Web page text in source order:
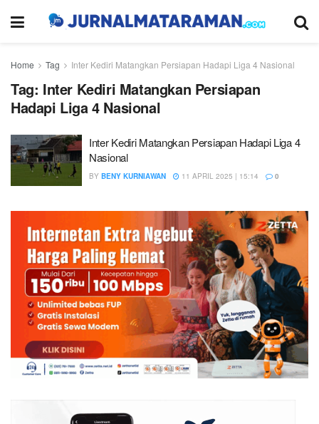
Home Tag Inter Kediri Matangkan Persiapan Hadapi Liga 4 Nasional
Tag: Inter Kediri Matangkan Persiapan
Hadapi Liga 4 Nasional
Inter Kediri Matangkan Persiapan Hadapi Liga 4
Nasional
BY BENY KURNIAWAN 11 APRIL 2025 | 15:14 0